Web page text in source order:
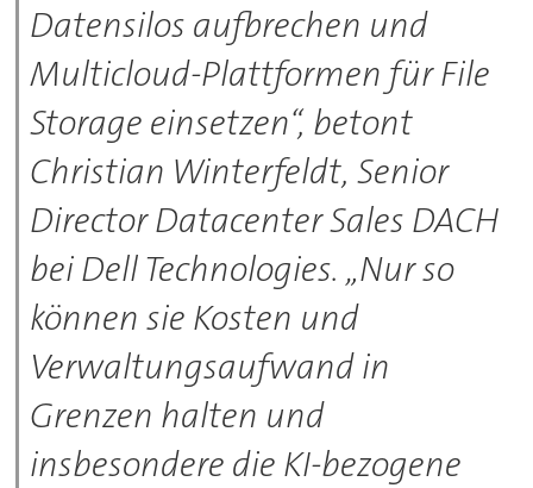
Datensilos aufbrechen und
Multicloud-Plattformen für File
Storage einsetzen“, betont
Christian Winterfeldt, Senior
Director Datacenter Sales DACH
bei Dell Technologies. „Nur so
können sie Kosten und
Verwaltungsaufwand in
Grenzen halten und
insbesondere die KI-bezogene